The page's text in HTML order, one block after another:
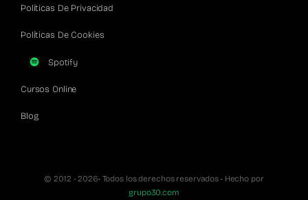
Políticas De Privacidad
Políticas De Cookies
Spotify
Cursos Online
Blog
© 2012 - 2026• Todos los derechos reservados • Hecho por
grupo30.com